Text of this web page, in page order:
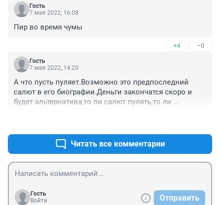
Гость
7 мая 2022, 16:08
Пир во время чумы
+4 –0
Гость
7 мая 2022, 14:20
А что пусть пуляет.Возможно это предпоследний
салют в его биографии.Деньги закончатся скоро и
будет альтернатива,то ли салют пулять,то ли
Читать все комментарии
Гость
Войти
Отправить